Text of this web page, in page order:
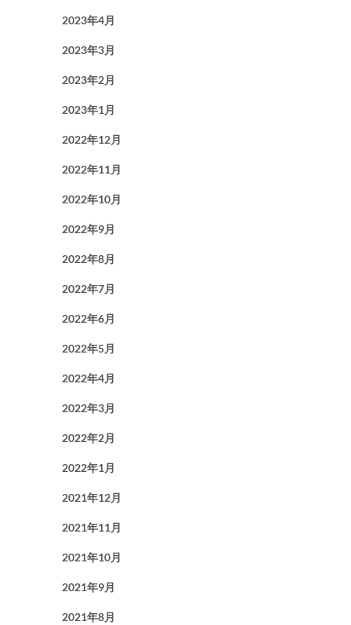
2023年4月
2023年3月
2023年2月
2023年1月
2022年12月
2022年11月
2022年10月
2022年9月
2022年8月
2022年7月
2022年6月
2022年5月
2022年4月
2022年3月
2022年2月
2022年1月
2021年12月
2021年11月
2021年10月
2021年9月
2021年8月